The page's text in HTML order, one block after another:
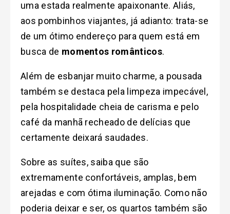
uma estada realmente apaixonante. Aliás,
aos pombinhos viajantes, já adianto: trata-se
de um ótimo endereço para quem está em
busca de momentos românticos.
Além de esbanjar muito charme, a pousada
também se destaca pela limpeza impecável,
pela hospitalidade cheia de carisma e pelo
café da manhã recheado de delícias que
certamente deixará saudades.
Sobre as suítes, saiba que são
extremamente confortáveis, amplas, bem
arejadas e com ótima iluminação. Como não
poderia deixar e ser, os quartos também são